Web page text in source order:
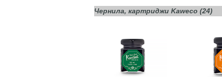
Чернила, картриджи Kaweco (24)